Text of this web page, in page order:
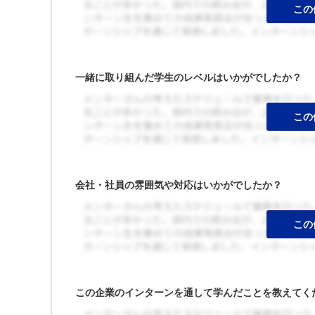
一緒に取り組んだ学生のレベルはいかがでしたか？
会社・社員の雰囲気や対応はいかがでしたか？
この企業のインターンを通して学んだことを教えてく